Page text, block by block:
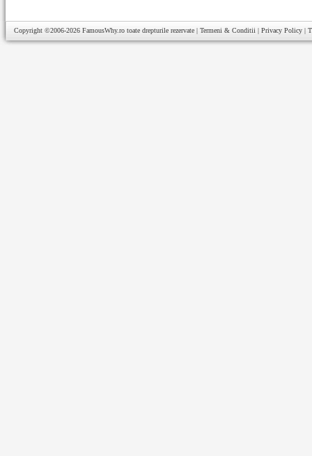
Copyright ©2006-2026 FamousWhy.ro toate drepturile rezervate | Termeni & Conditii | Privacy Policy |